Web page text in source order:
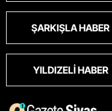
ŞARKIŞLA HABER
YILDIZELI HABER